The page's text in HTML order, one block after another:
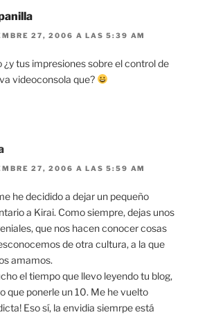
27, 2006 A LAS 5:39 AM
¿y tus impresiones sobre el control de
videoconsola que?
27, 2006 A LAS 5:59 AM
he decidido a dejar un pequeño
a Kirai. Como siempre, dejas unos
que nos hacen conocer cosas
de otra cultura, a la que
amamos.
el tiempo que llevo leyendo tu blog,
que ponerle un 10. Me he vuelto
Eso sí, la envidia siemrpe está